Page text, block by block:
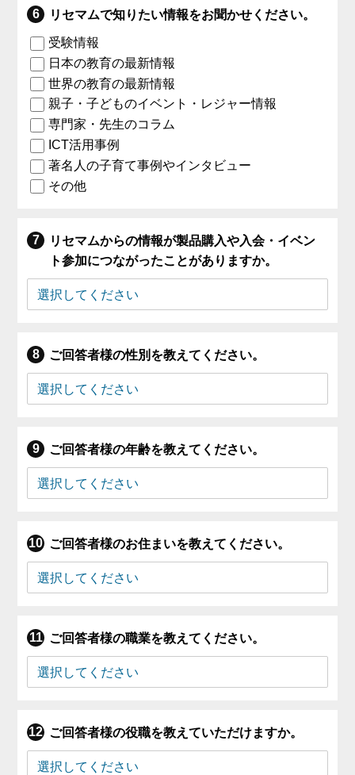
リセマムで知りたい情報をお聞かせください。
受験情報
日本の教育の最新情報
世界の教育の最新情報
親子・子どものイベント・レジャー情報
専門家・先生のコラム
ICT活用事例
著名人の子育て事例やインタビュー
その他
リセマムからの情報が製品購入や入会・イベン
ト参加につながったことがありますか。
ご回答者様の性別を教えてください。
ご回答者様の年齢を教えてください。
ご回答者様のお住まいを教えてください。
ご回答者様の職業を教えてください。
ご回答者様の役職を教えていただけますか。